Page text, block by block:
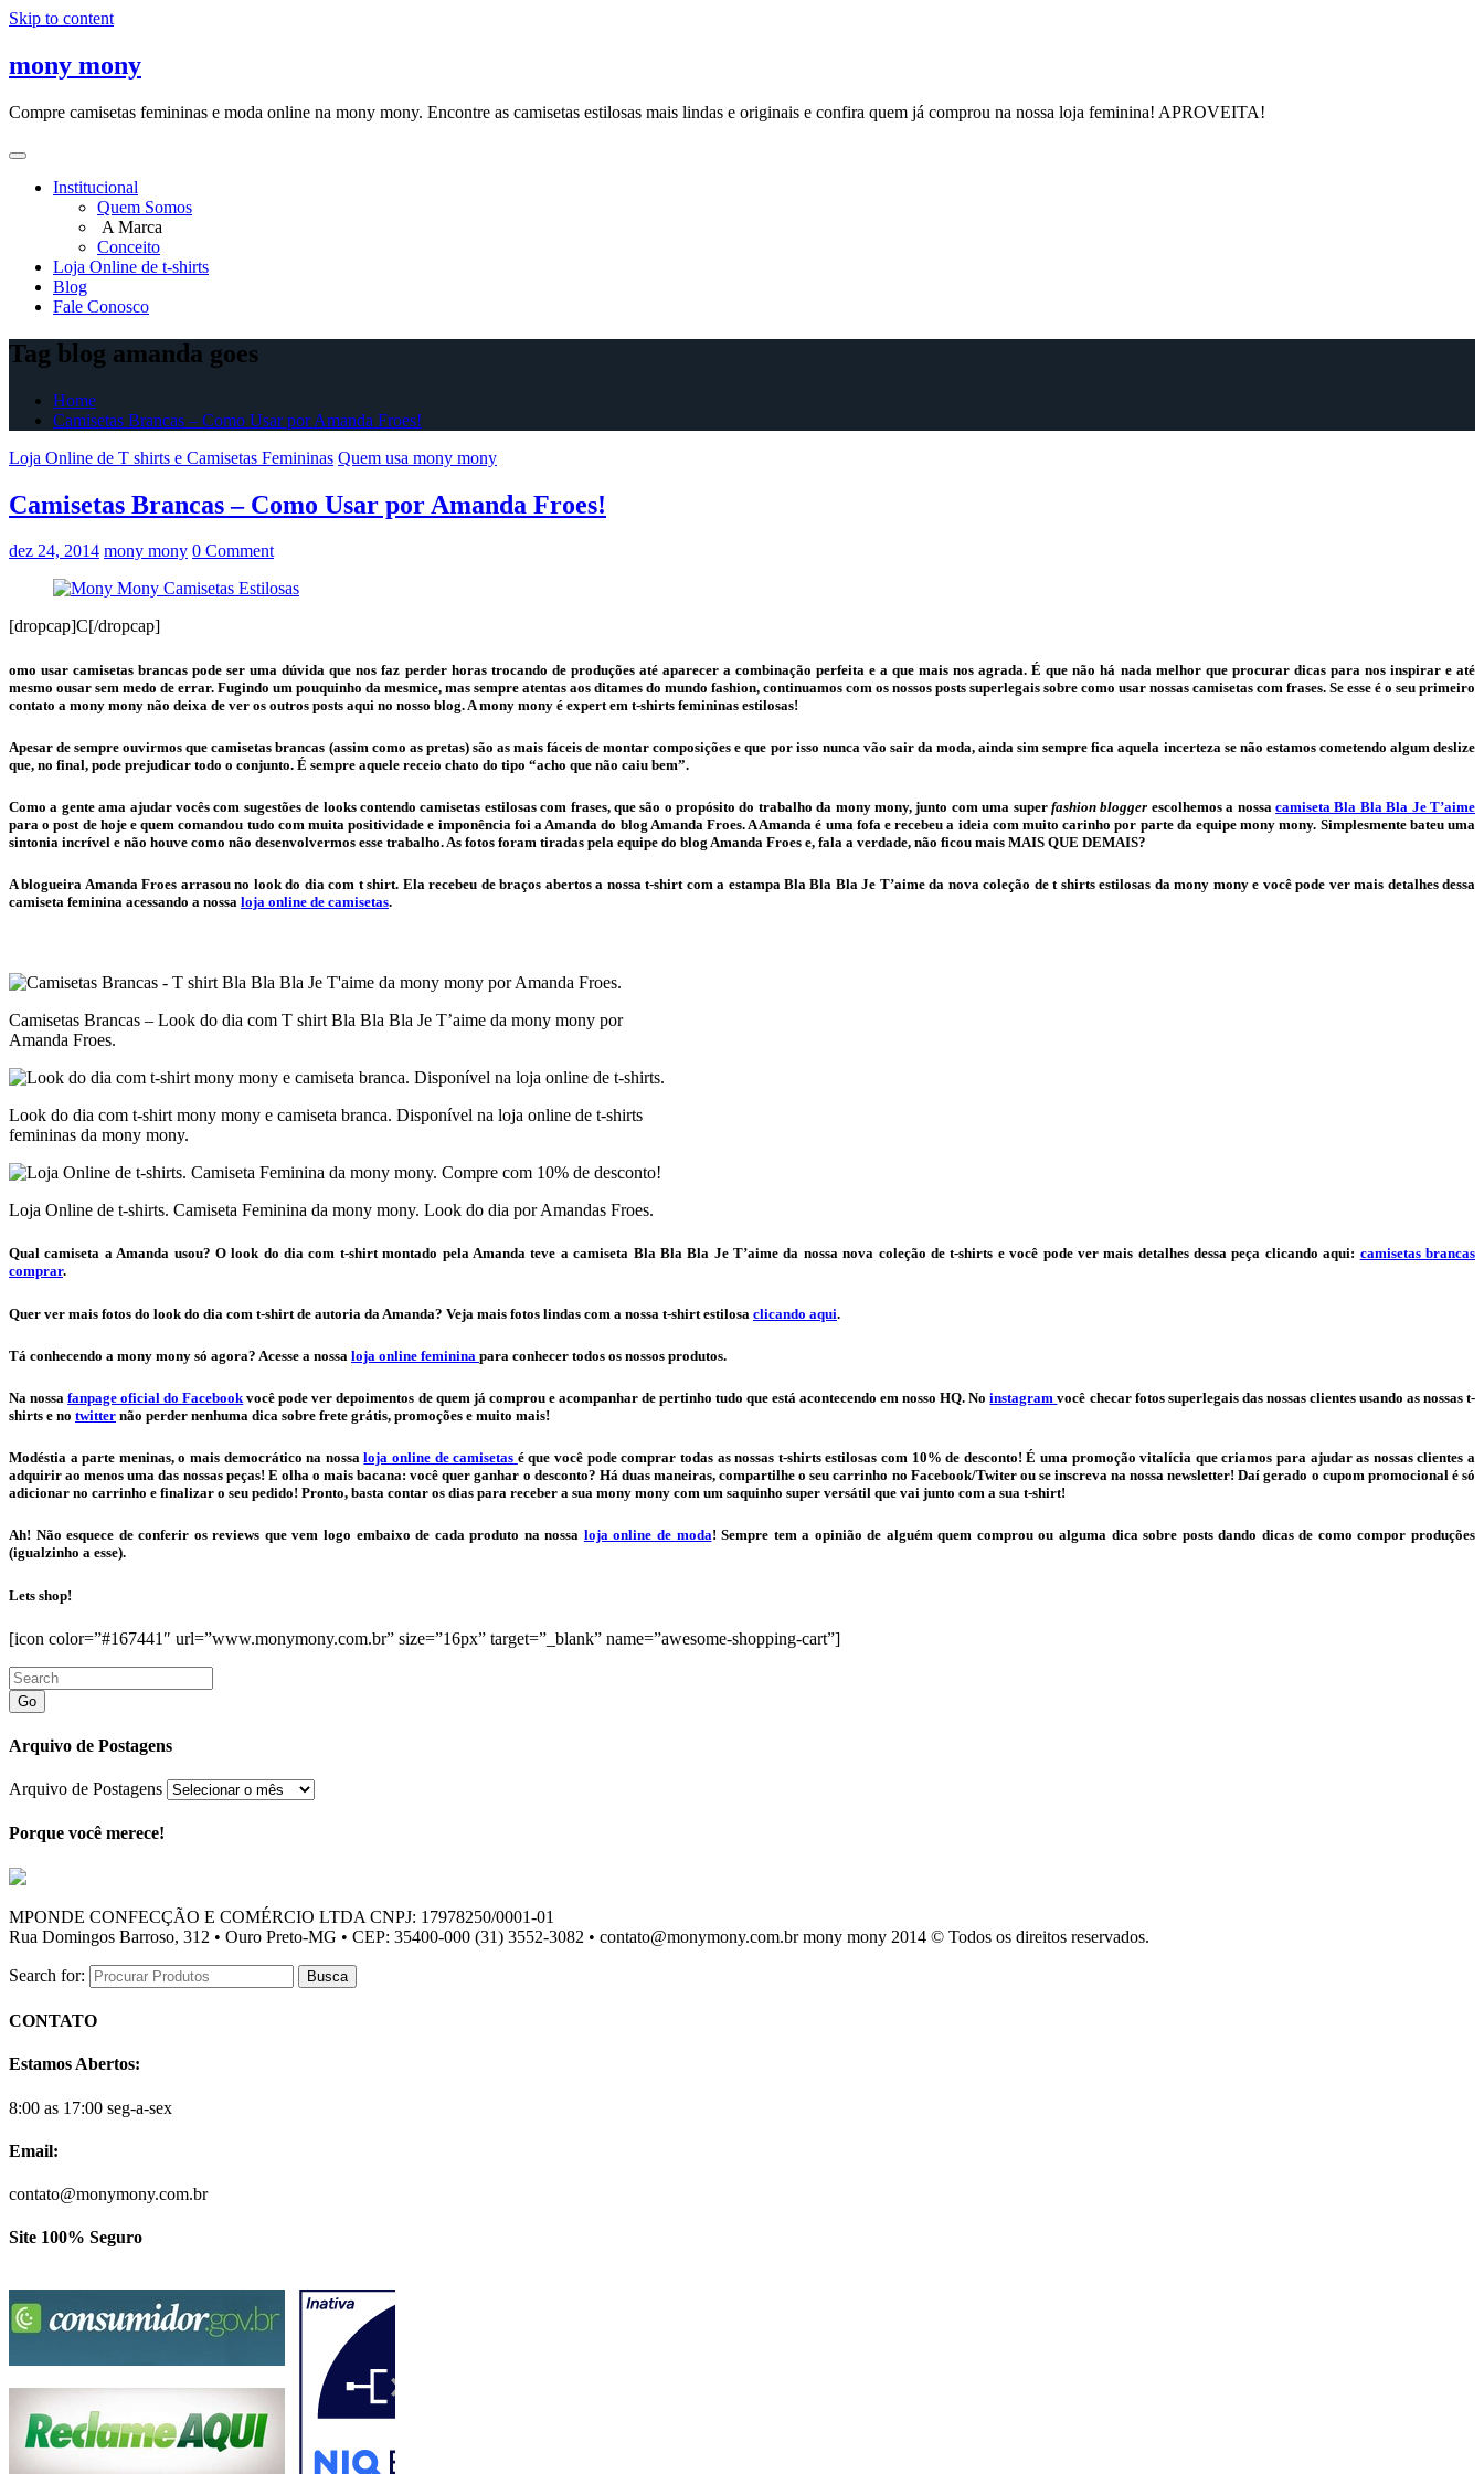
Skip to content
mony mony
Compre camisetas femininas e moda online na mony mony. Encontre as camisetas estilosas mais lindas e originais e confira quem já comprou na nossa loja feminina! APROVEITA!
Institucional
Quem Somos
A Marca
Conceito
Loja Online de t-shirts
Blog
Fale Conosco
Tag blog amanda goes
Home
Camisetas Brancas – Como Usar por Amanda Froes!
Loja Online de T shirts e Camisetas Femininas Quem usa mony mony
Camisetas Brancas – Como Usar por Amanda Froes!
dez 24, 2014 mony mony 0 Comment
[dropcap]C[/dropcap]
omo usar camisetas brancas pode ser uma dúvida que nos faz perder horas trocando de produções até aparecer a combinação perfeita e a que mais nos agrada. É que não há nada melhor que procurar dicas para nos inspirar e até
mesmo ousar sem medo de errar. Fugindo um pouquinho da mesmice, mas sempre atentas aos ditames do mundo fashion, continuamos com os nossos posts superlegais sobre como usar nossas camisetas com frases. Se esse é o seu primeiro
contato a mony mony não deixa de ver os outros posts aqui no nosso blog. A mony mony é expert em t-shirts femininas estilosas!
Apesar de sempre ouvirmos que camisetas brancas (assim como as pretas) são as mais fáceis de montar composições e que por isso nunca vão sair da moda, ainda sim sempre fica aquela incerteza se não estamos cometendo algum deslize
que, no final, pode prejudicar todo o conjunto. É sempre aquele receio chato do tipo “acho que não caiu bem”.
Como a gente ama ajudar vocês com sugestões de looks contendo camisetas estilosas com frases, que são o propósito do trabalho da mony mony, junto com uma superfashion blogger escolhemos a nossacamiseta Bla Bla Bla Je T’aime
para o post de hoje e quem comandou tudo com muita positividade e imponência foi a Amanda do blog Amanda Froes. A Amanda é uma fofa e recebeu a ideia com muito carinho por parte da equipe mony mony. Simplesmente bateu uma
sintonia incrível e não houve como não desenvolvermos esse trabalho. As fotos foram tiradas pela equipe do blog Amanda Froes e, fala a verdade, não ficou mais MAIS QUE DEMAIS?
A blogueira Amanda Froes arrasou no look do dia com t shirt. Ela recebeu de braços abertos a nossa t-shirt com a estampa Bla Bla Bla Je T’aime da nova coleção de t shirts estilosas da mony mony e você pode ver mais detalhes dessa
camiseta feminina acessando a nossa loja online de camisetas.
Camisetas Brancas – Look do dia com T shirt Bla Bla Bla Je T’aime da mony mony por
Amanda Froes.
Look do dia com t-shirt mony mony e camiseta branca. Disponível na loja online de t-shirts
femininas da mony mony.
Loja Online de t-shirts. Camiseta Feminina da mony mony. Look do dia por Amandas Froes.
Qual camiseta a Amanda usou? O look do dia com t-shirt montado pela Amanda teve a camiseta Bla Bla Bla Je T’aime da nossa nova coleção de t-shirts e você pode ver mais detalhes dessa peça clicando aqui: camisetas brancas
comprar.
Quer ver mais fotos do look do dia com t-shirt de autoria da Amanda? Veja mais fotos lindas com a nossa t-shirt estilosa clicando aqui.
Tá conhecendo a mony mony só agora? Acesse a nossa loja online feminina para conhecer todos os nossos produtos.
Na nossafanpage oficial do Facebook você pode ver depoimentos de quem já comprou e acompanhar de pertinho tudo que está acontecendo em nosso HQ. Noinstagramvocê checar fotos superlegais das nossas clientes usando as nossas t-
shirts e no twitter não perder nenhuma dica sobre frete grátis, promoções e muito mais!
Modéstia a parte meninas, o mais democrático na nossaloja online de camisetas é que você pode comprar todas as nossas t-shirts estilosas com 10% de desconto! É uma promoção vitalícia que criamos para ajudar as nossas clientes a
adquirir ao menos uma das nossas peças! E olha o mais bacana: você quer ganhar o desconto? Há duas maneiras, compartilhe o seu carrinho no Facebook/Twiter ou se inscreva na nossa newsletter! Daí gerado o cupom promocional é só
adicionar no carrinho e finalizar o seu pedido! Pronto, basta contar os dias para receber a sua mony mony com um saquinho super versátil que vai junto com a sua t-shirt!
Ah! Não esquece de conferir os reviews que vem logo embaixo de cada produto na nossa loja online de moda! Sempre tem a opinião de alguém quem comprou ou alguma dica sobre posts dando dicas de como compor produções
(igualzinho a esse).
Lets shop!
[icon color=”#167441″ url=”www.monymony.com.br” size=”16px” target=”_blank” name=”awesome-shopping-cart”]
Go
Arquivo de Postagens
Arquivo de Postagens
Porque você merece!
MPONDE CONFECÇÃO E COMÉRCIO LTDA CNPJ: 17978250/0001-01
Rua Domingos Barroso, 312 • Ouro Preto-MG • CEP: 35400-000 (31) 3552-3082 • contato@monymony.com.br mony mony 2014 © Todos os direitos reservados.
Search for:
CONTATO
Estamos Abertos:
8:00 as 17:00 seg-a-sex
Email:
contato@monymony.com.br
Site 100% Seguro